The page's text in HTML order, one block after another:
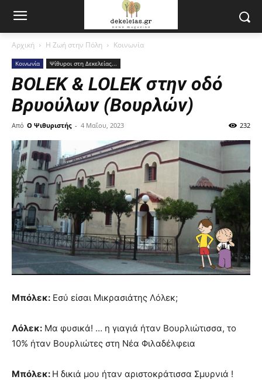
Αρχική Η Ζωή στην Πόλη Κοινωνία
Κοινωνία Ψίθυροι στη Δεκελείας...
BOLEK & LOLEK στην οδό
Βρυούλων (Βουρλών)
Από Ο Ψιθυριστής - 4 Μαΐου, 2023 232
Μπόλεκ: Εσύ είσαι Μικρασιάτης Λόλεκ;
Λόλεκ: Μα φυσικά! … η γιαγιά ήταν Βουρλιώτισσα, το
10% ήταν Βουρλιώτες στη Νέα Φιλαδέλφεια
Μπόλεκ: Η δικιά μου ήταν αριστοκράτισσα Σμυρνιά !